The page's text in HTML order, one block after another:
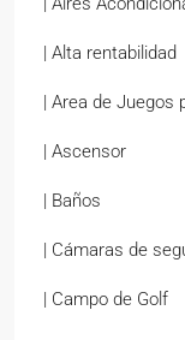
| Alta rentabilidad
| Area de Juegos
| Ascensor
| Baños
| Cámaras de
| Campo de Golf